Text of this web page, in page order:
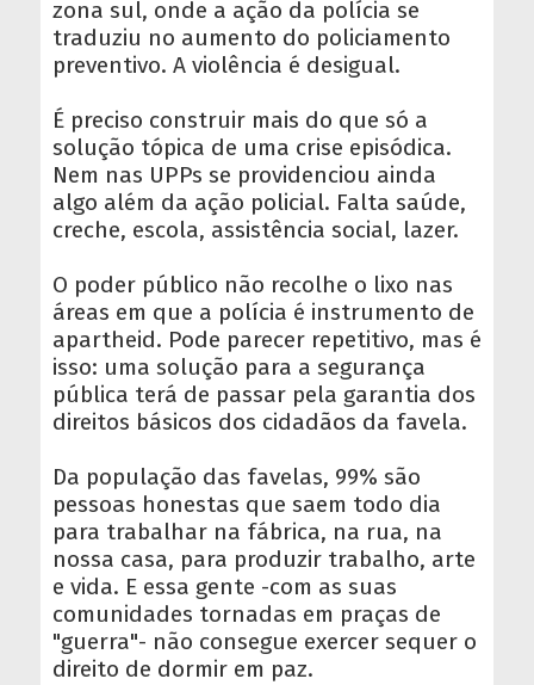
zona sul, onde a ação da polícia se
traduziu no aumento do policiamento
preventivo. A violência é desigual.
É preciso construir mais do que só a
solução tópica de uma crise episódica.
Nem nas UPPs se providenciou ainda
algo além da ação policial. Falta saúde,
creche, escola, assistência social, lazer.
O poder público não recolhe o lixo nas
áreas em que a polícia é instrumento de
apartheid. Pode parecer repetitivo, mas é
isso: uma solução para a segurança
pública terá de passar pela garantia dos
direitos básicos dos cidadãos da favela.
Da população das favelas, 99% são
pessoas honestas que saem todo dia
para trabalhar na fábrica, na rua, na
nossa casa, para produzir trabalho, arte
e vida. E essa gente -com as suas
comunidades tornadas em praças de
"guerra"- não consegue exercer sequer o
direito de dormir em paz.